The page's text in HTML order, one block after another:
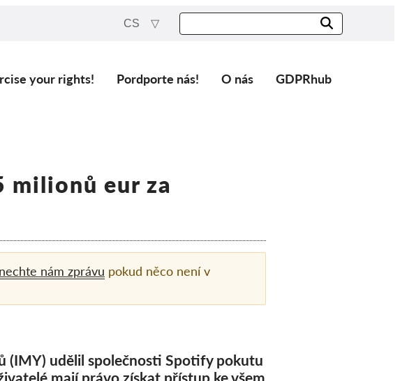
CS
your rights! Pordporte nás! O nás GDPRhub
milionů eur za
nám zprávu pokud něco není v
(IMY) udělil společnosti Spotify pokutu
mají právo získat přístup ke všem